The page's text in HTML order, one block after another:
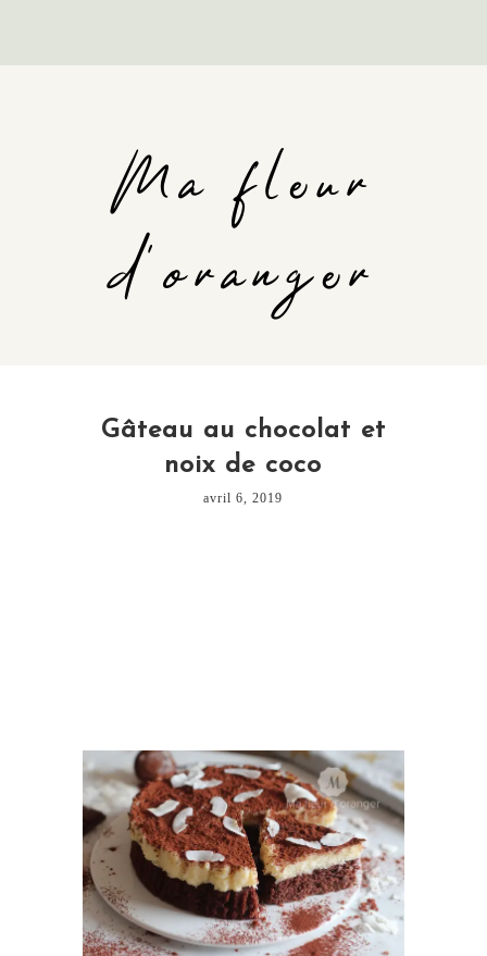
Ma fleur
d'oranger
Gâteau au chocolat et
noix de coco
avril 6, 2019